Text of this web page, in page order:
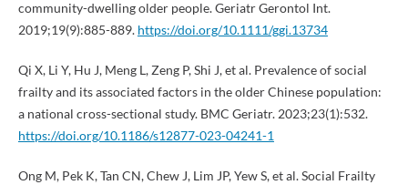
community-dwelling older people. Geriatr Gerontol Int.
2019;19(9):885-889. https://doi.org/10.1111/ggi.13734
Qi X, Li Y, Hu J, Meng L, Zeng P, Shi J, et al. Prevalence of social
frailty and its associated factors in the older Chinese population:
a national cross-sectional study. BMC Geriatr. 2023;23(1):532.
https://doi.org/10.1186/s12877-023-04241-1
Ong M, Pek K, Tan CN, Chew J, Lim JP, Yew S, et al. Social Frailty